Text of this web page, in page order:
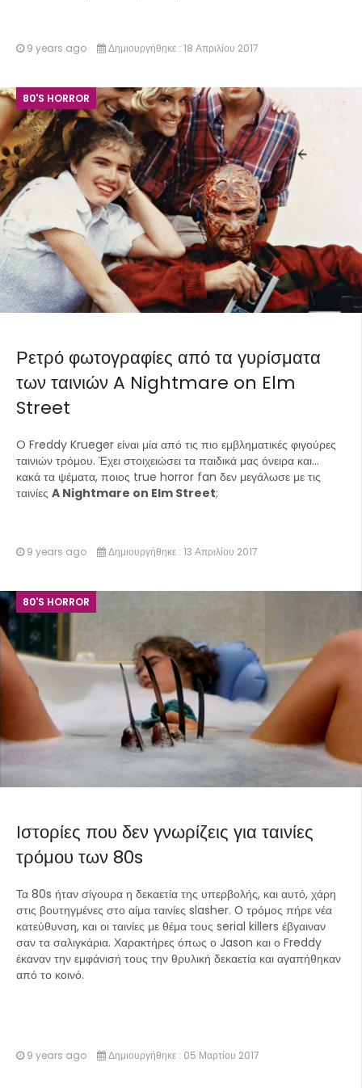
9 years ago Δημιουργήθηκε : 18 Απριλίου 2017
80'S HORROR
Ρετρό φωτογραφίες από τα γυρίσματα
των ταινιών A Nightmare on Elm
Street
O Freddy Krueger είναι μία από τις πιο εμβληματικές φιγούρες
ταινιών τρόμου. Έχει στοιχειώσει τα παιδικά μας όνειρα και…
κακά τα ψέματα, ποιος true horror fan δεν μεγάλωσε με τις
ταινίες A Nightmare on Elm Street;
9 years ago Δημιουργήθηκε : 13 Απριλίου 2017
80'S HORROR
Ιστορίες που δεν γνωρίζεις για ταινίες
τρόμου των 80s
Τα 80s ήταν σίγουρα η δεκαετία της υπερβολής, και αυτό, χάρη
στις βουτηγμένες στο αίμα ταινίες slasher. Ο τρόμος πήρε νέα
κατεύθυνση, και οι ταινίες με θέμα τους serial killers έβγαιναν
σαν τα σαλιγκάρια. Χαρακτήρες όπως ο Jason και ο Freddy
έκαναν την εμφάνισή τους την θρυλική δεκαετία και αγαπήθηκαν
από το κοινό.
9 years ago Δημιουργήθηκε : 05 Μαρτίου 2017